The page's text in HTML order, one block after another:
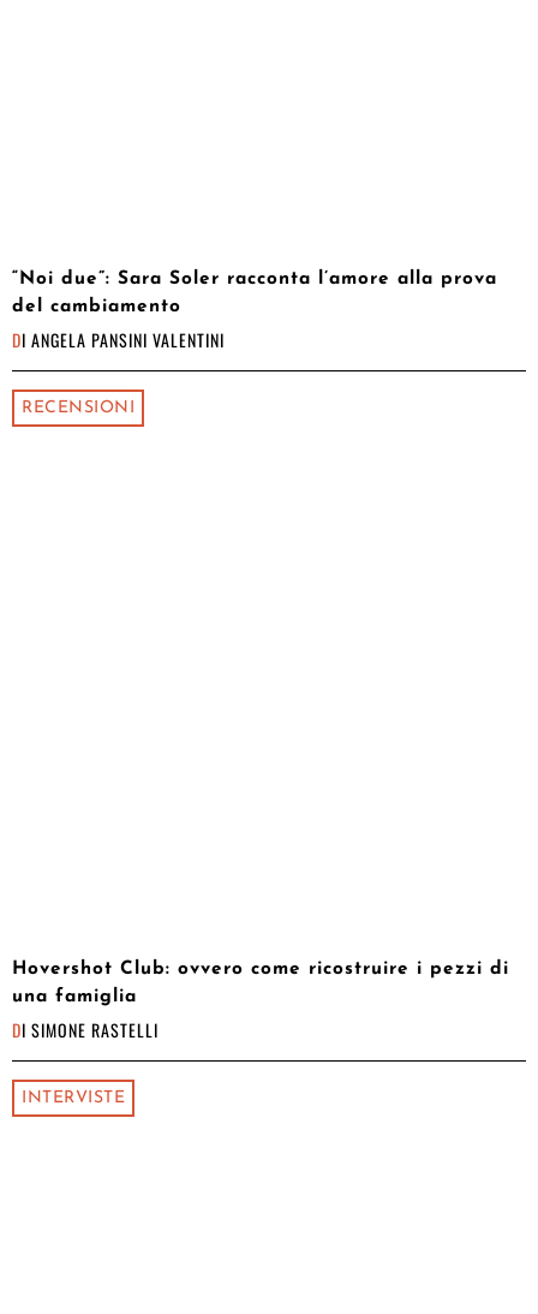
“Noi due”: Sara Soler racconta l’amore alla prova
del cambiamento
DI ANGELA PANSINI VALENTINI
RECENSIONI
Hovershot Club: ovvero come ricostruire i pezzi di
una famiglia
DI SIMONE RASTELLI
INTERVISTE